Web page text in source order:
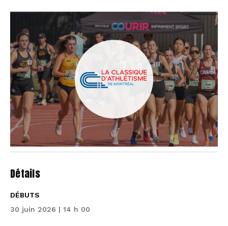
Détails
DÉBUTS
30 juin 2026 | 14 h 00